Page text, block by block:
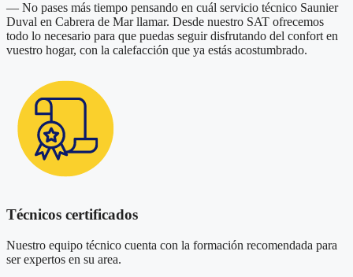
— No pases más tiempo pensando en cuál servicio técnico Saunier
Duval en Cabrera de Mar llamar. Desde nuestro SAT ofrecemos
todo lo necesario para que puedas seguir disfrutando del confort en
vuestro hogar, con la calefacción que ya estás acostumbrado.
Técnicos certificados
Nuestro equipo técnico cuenta con la formación recomendada para
ser expertos en su area.